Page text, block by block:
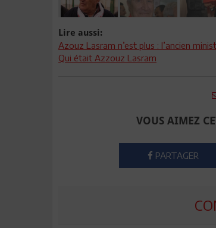
Lire aussi:
Azouz Lasram n’est plus : l’ancien
Qui était Azzouz Lasram
VOUS AIMEZ
PARTAGER